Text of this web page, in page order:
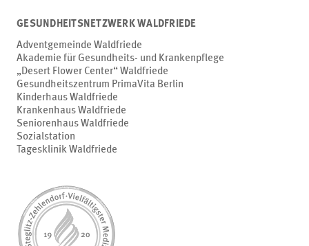
GESUNDHEITSNETZWERK WALDFRIEDE
Adventgemeinde Waldfriede
Akademie für Gesundheits- und Krankenpflege
„Desert Flower Center“ Waldfriede
Gesundheitszentrum PrimaVita Berlin
Kinderhaus Waldfriede
Krankenhaus Waldfriede
Seniorenhaus Waldfriede
Sozialstation
Tagesklinik Waldfriede